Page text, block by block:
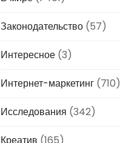
Законодательство (57)
Интересное (3)
Интернет-маркетинг (710)
Исследования (342)